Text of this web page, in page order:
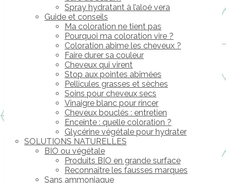
Spray hydratant à l’aloé vera
Guide et conseils
Ma coloration ne tient pas
Pourquoi ma coloration vire ?
Coloration abime les cheveux ?
Faire durer sa couleur
Cheveux qui virent
Stop aux pointes abîmées
Pellicules grasses et sèches
Soins pour cheveux secs
Vinaigre blanc pour rincer
Cheveux bouclés : entretien
Enceinte : quelle coloration ?
Glycérine végétale pour hydrater
SOLUTIONS NATURELLES
BIO ou végétale
Produits BIO en grande surface
Reconnaître les fausses marques
Sans ammoniaque